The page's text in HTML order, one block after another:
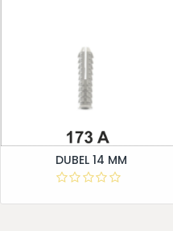
DUBEL 14 MM